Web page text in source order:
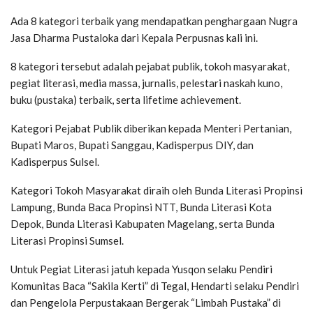
Ada 8 kategori terbaik yang mendapatkan penghargaan Nugra
Jasa Dharma Pustaloka dari Kepala Perpusnas kali ini.
8 kategori tersebut adalah pejabat publik, tokoh masyarakat,
pegiat literasi, media massa, jurnalis, pelestari naskah kuno,
buku (pustaka) terbaik, serta lifetime achievement.
Kategori Pejabat Publik diberikan kepada Menteri Pertanian,
Bupati Maros, Bupati Sanggau, Kadisperpus DIY, dan
Kadisperpus Sulsel.
Kategori Tokoh Masyarakat diraih oleh Bunda Literasi Propinsi
Lampung, Bunda Baca Propinsi NTT, Bunda Literasi Kota
Depok, Bunda Literasi Kabupaten Magelang, serta Bunda
Literasi Propinsi Sumsel.
Untuk Pegiat Literasi jatuh kepada Yusqon selaku Pendiri
Komunitas Baca “Sakila Kerti” di Tegal, Hendarti selaku Pendiri
dan Pengelola Perpustakaan Bergerak “Limbah Pustaka” di